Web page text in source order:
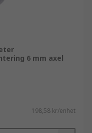
6 mm axel
198,58 kr/enhet